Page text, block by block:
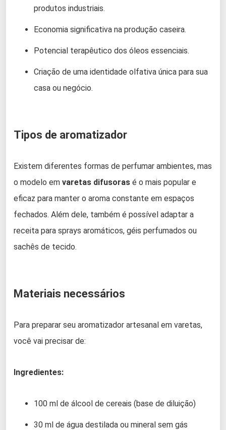
produtos industriais.
Economia significativa na produção caseira.
Potencial terapêutico dos óleos essenciais.
Criação de uma identidade olfativa única para sua
casa ou negócio.
Tipos de aromatizador
Existem diferentes formas de perfumar ambientes, mas
o modelo em varetas difusoras é o mais popular e
eficaz para manter o aroma constante em espaços
fechados. Além dele, também é possível adaptar a
receita para sprays aromáticos, géis perfumados ou
sachês de tecido.
Materiais necessários
Para preparar seu aromatizador artesanal em varetas,
você vai precisar de:
Ingredientes:
100 ml de álcool de cereais (base de diluição)
30 ml de água destilada ou mineral sem gás